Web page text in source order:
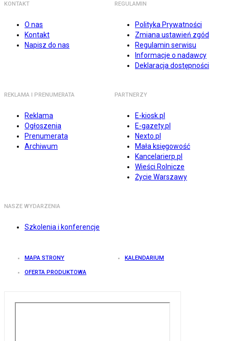
KONTAKT
O nas
Kontakt
Napisz do nas
REGULAMIN
Polityka Prywatności
Zmiana ustawień zgód
Regulamin serwisu
Informacje o nadawcy
Deklaracja dostępności
REKLAMA I PRENUMERATA
Reklama
Ogłoszenia
Prenumerata
Archiwum
PARTNERZY
E-kiosk.pl
E-gazety.pl
Nexto.pl
Mała księgowość
Kancelarierp.pl
Wieści Rolnicze
Życie Warszawy
NASZE WYDARZENIA
Szkolenia i konferencje
MAPA STRONY KALENDARIUM
OFERTA PRODUKTOWA